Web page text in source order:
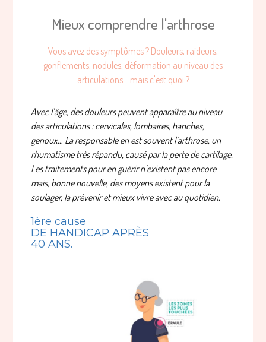
Mieux comprendre l'arthrose
Vous avez des symptômes ? Douleurs, raideurs,
gonflements, nodules, déformation au niveau des
articulations....mais c'est quoi ?
Avec l’âge, des douleurs peuvent apparaître au niveau
des articulations : cervicales, lombaires, hanches,
genoux… La responsable en est souvent l’arthrose, un
rhumatisme très répandu, causé par la perte de cartilage.
Les traitements pour en guérir n’existent pas encore
mais, bonne nouvelle, des moyens existent pour la
soulager, la prévenir et mieux vivre avec au quotidien.
1ère cause
DE HANDICAP APRÈS
40 ANS.